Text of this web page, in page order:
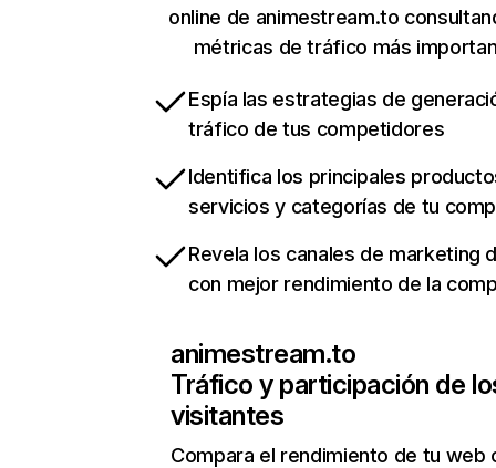
online de animestream.to
métricas de tráfico más
Espía las estrategias de
tráfico de tus competidores
Identifica los principales
servicios y categorías de tu
Revela los canales de marketing
con mejor rendimiento de la
animestream.to
Tráfico y participación de
visitantes
Compara el rendimiento de tu web